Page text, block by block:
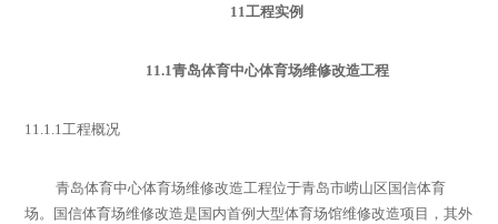
11工程实例
11.1青岛体育中心体育场维修改造工程
11.1.1工程概况
青岛体育中心体育场维修改造工程位于青岛市崂山区国信体育
场。
国信体育场维修改造是国内首例大型体育场馆维修改造项目，其外